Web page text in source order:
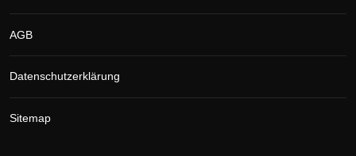
AGB
Datenschutzerklärung
Sitemap